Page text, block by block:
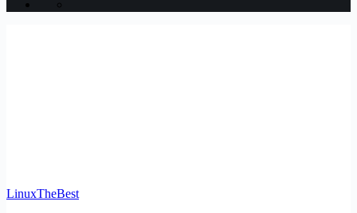
LinuxTheBest